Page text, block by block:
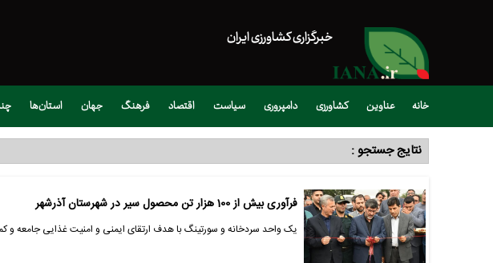
خبرگزاری کشاورزی ایران
خانه عناوین کشاورزی دامپروری سیاست اقتصاد فرهنگ جهان استان‌ها
نتایج جستجو :
فرآوری بیش از 100 هزار تن محصول سیر در شهرستان آذرشهر
یک واحد سردخانه و سورتینگ با هدف ارتقای ایمنی و امنیت غذایی جامعه و